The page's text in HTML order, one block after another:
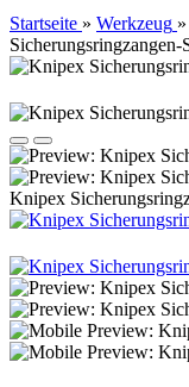
Startseite » Werkzeug »
Sicherungsringzangen-
Knipex